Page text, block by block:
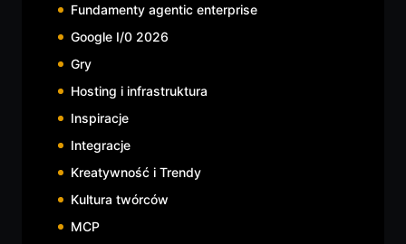
Fundamenty agentic enterprise
Google I/0 2026
Gry
Hosting i infrastruktura
Inspiracje
Integracje
Kreatywność i Trendy
Kultura twórców
MCP